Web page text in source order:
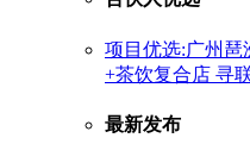
项目优选:广州琶
+茶饮复合店 寻
最新发布